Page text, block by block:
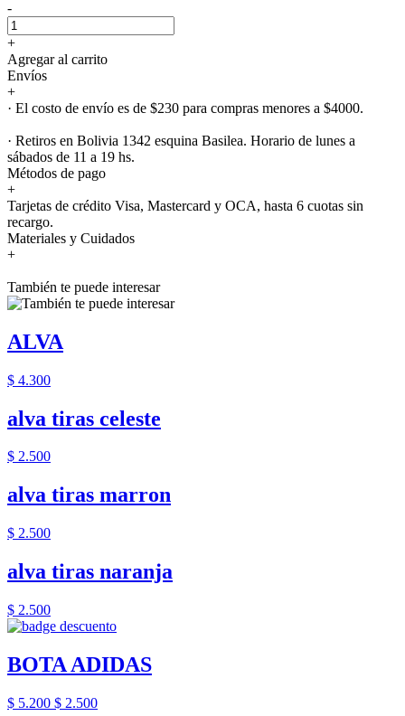
-
+
Agregar al carrito
Envíos
+
· El costo de envío es de $230 para compras menores a $4000.
· Retiros en Bolivia 1342 esquina Basilea. Horario de lunes a
sábados de 11 a 19 hs.
Métodos de pago
+
Tarjetas de crédito Visa, Mastercard y OCA, hasta 6 cuotas sin
recargo.
Materiales y Cuidados
+
También te puede interesar
ALVA
$ 4.300
alva tiras celeste
$ 2.500
alva tiras marron
$ 2.500
alva tiras naranja
$ 2.500
BOTA ADIDAS
$ 5.200 $ 2.500